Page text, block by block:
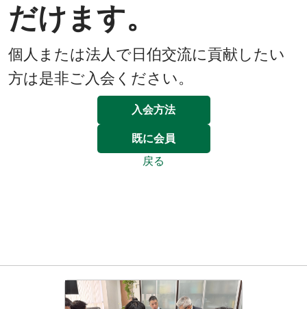
だけます。
個人または法人で日伯交流に貢献したい
方は是非ご入会ください。
入会方法
既に会員
戻る